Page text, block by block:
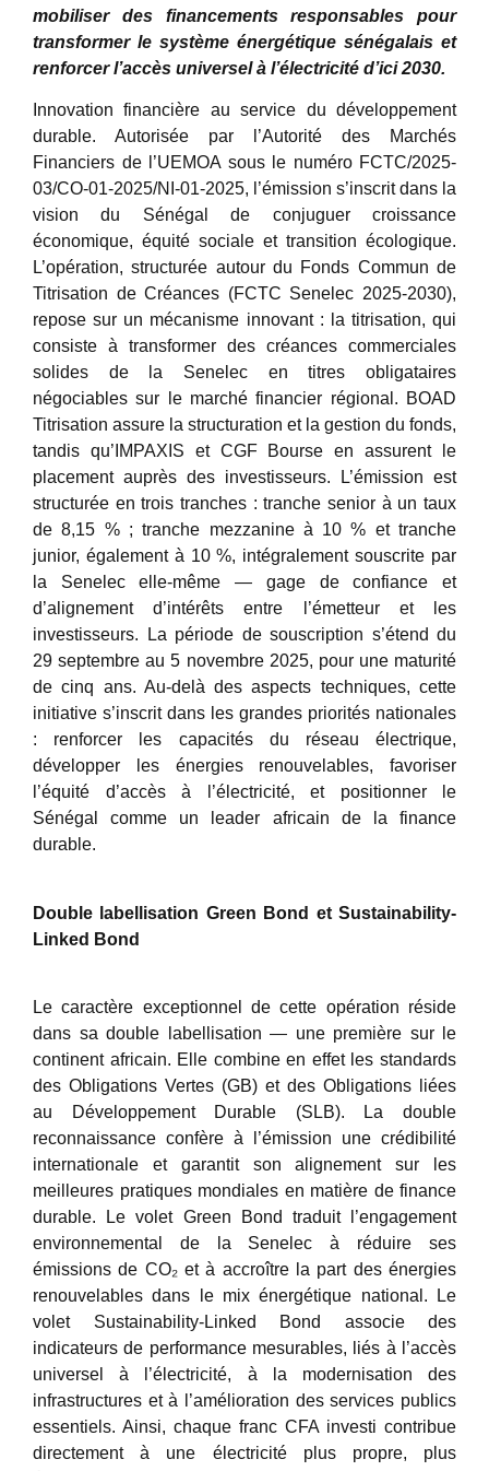
mobiliser des financements responsables pour
transformer le système énergétique sénégalais et
renforcer l’accès universel à l’électricité d’ici 2030.
Innovation financière au service du développement
durable. Autorisée par l’Autorité des Marchés
Financiers de l’UEMOA sous le numéro FCTC/2025-
03/CO-01-2025/NI-01-2025, l’émission s’inscrit dans la
vision du Sénégal de conjuguer croissance
économique, équité sociale et transition écologique.
L’opération, structurée autour du Fonds Commun de
Titrisation de Créances (FCTC Senelec 2025-2030),
repose sur un mécanisme innovant : la titrisation, qui
consiste à transformer des créances commerciales
solides de la Senelec en titres obligataires
négociables sur le marché financier régional. BOAD
Titrisation assure la structuration et la gestion du fonds,
tandis qu’IMPAXIS et CGF Bourse en assurent le
placement auprès des investisseurs. L’émission est
structurée en trois tranches : tranche senior à un taux
de 8,15 % ; tranche mezzanine à 10 % et tranche
junior, également à 10 %, intégralement souscrite par
la Senelec elle-même — gage de confiance et
d’alignement d’intérêts entre l’émetteur et les
investisseurs. La période de souscription s’étend du
29 septembre au 5 novembre 2025, pour une maturité
de cinq ans. Au-delà des aspects techniques, cette
initiative s’inscrit dans les grandes priorités nationales
: renforcer les capacités du réseau électrique,
développer les énergies renouvelables, favoriser
l’équité d’accès à l’électricité, et positionner le
Sénégal comme un leader africain de la finance
durable.
Double labellisation Green Bond et Sustainability-
Linked Bond
Le caractère exceptionnel de cette opération réside
dans sa double labellisation — une première sur le
continent africain. Elle combine en effet les standards
des Obligations Vertes (GB) et des Obligations liées
au Développement Durable (SLB). La double
reconnaissance confère à l’émission une crédibilité
internationale et garantit son alignement sur les
meilleures pratiques mondiales en matière de finance
durable. Le volet Green Bond traduit l’engagement
environnemental de la Senelec à réduire ses
émissions de CO₂ et à accroître la part des énergies
renouvelables dans le mix énergétique national. Le
volet Sustainability-Linked Bond associe des
indicateurs de performance mesurables, liés à l’accès
universel à l’électricité, à la modernisation des
infrastructures et à l’amélioration des services publics
essentiels. Ainsi, chaque franc CFA investi contribue
directement à une électricité plus propre, plus